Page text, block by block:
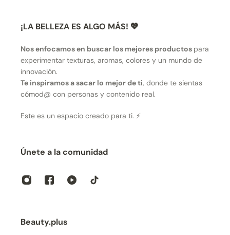
¡LA BELLEZA ES ALGO MÁS! 💖
Nos enfocamos en buscar los mejores productos para
experimentar texturas, aromas, colores y un mundo de
innovación.
Te inspiramos a sacar lo mejor de ti, donde te sientas
cómod@ con personas y contenido real.
Este es un espacio creado para ti. ⚡
Únete a la comunidad
Beauty.plus